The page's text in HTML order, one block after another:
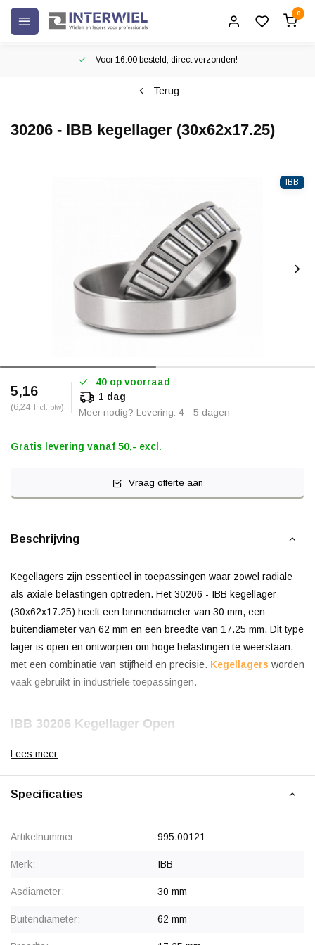
0
Voor 16:00 besteld, direct verzonden!
Terug
30206 - IBB kegellager (30x62x17.25)
IBB
5,16
(6,24 Incl. btw)
40 op voorraad
1 dag
Meer nodig? Levering: 4 - 5 dagen
Gratis levering vanaf 50,- excl.
Vraag offerte aan
Beschrijving
Kegellagers zijn essentieel in toepassingen waar zowel radiale
als axiale belastingen optreden. Het 30206 - IBB kegellager
(30x62x17.25) heeft een binnendiameter van 30 mm, een
buitendiameter van 62 mm en een breedte van 17.25 mm. Dit type
lager is open en ontworpen om hoge belastingen te weerstaan,
met een combinatie van stijfheid en precisie. Kegellagers worden
vaak gebruikt in industriële toepassingen.
IBB 30206 Kegellager Open
IBB is een merk dat bekend staat om zijn betrouwbaarheid en
prestaties en kosten, waardoor het geschikt is voor
landbouwmachines en bouwapparatuur. Geproduceerd volgens
Europese standaarden, levert IBB een betrouwbaar industrieel
Voor OEM-klanten, terugkerende aantallen of eenmalige
Lees meer
Specificaties
Artikelnummer: 995.00121
Merk: IBB
Asdiameter: 30 mm
Buitendiameter: 62 mm